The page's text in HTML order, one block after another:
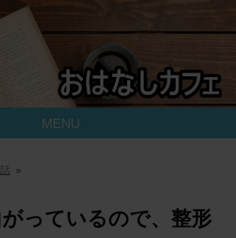
MENU
»
っているので、整形